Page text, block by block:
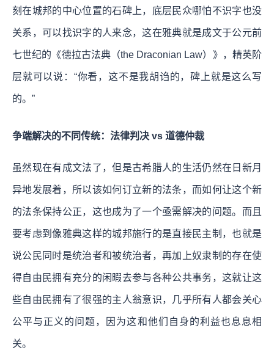
刻在城邦的中心位置的石碑上，底层民众哪怕不识字也没
关系，可以找识字的人来念，这在雅典就是成文于公元前
七世纪的《德拉古法典（the Draconian Law）》，精英阶
层就可以说：“你看，这不是我胡诌的，碑上就是这么写
的。”
争端解决的不同传统：法律判决 vs 道德仲裁
虽然现在有成文法了，但是古希腊人的生活仍然在日新月
异地发展着，所以该如何订立新的法条，而如何让这个新
的法条保持公正，这也成为了一个亟需解决的问题。而且
要考虑到像雅典这样的城邦施行的是直接民主制，也就是
说公民同时是统治者和被统治者，再加上奴隶制的存在使
得自由民拥有充分的闲暇去参与各种公共事务，这就让这
些自由民拥有了很强的主人翁意识，几乎所有人都会关心
公平与正义的问题，因为这和他们自身的利益也息息相
关。